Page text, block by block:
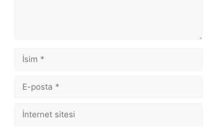
İsim
posta
İnternet